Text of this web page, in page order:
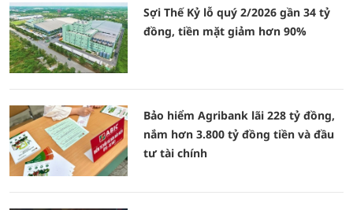
Sợi Thế Kỷ lỗ quý 2/2026 gần 34 tỷ
đồng, tiền mặt giảm hơn 90%
Bảo hiểm Agribank lãi 228 tỷ đồng,
nắm hơn 3.800 tỷ đồng tiền và đầu
tư tài chính